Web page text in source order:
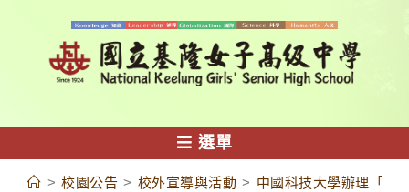
容
選單
> 校園公告 > 校外宣導與活動 > 中國科技大學辦理「玩